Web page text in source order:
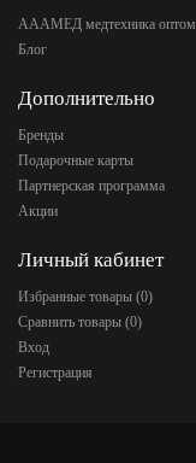
АААМЕД медтехника оптом
Блог
Дополнительно
Бренды
Подарочные карты
Партнерская программа
Акции
Личный кабинет
Избранные товары (0)
Сравнить товары (0)
Вход
Регистрация